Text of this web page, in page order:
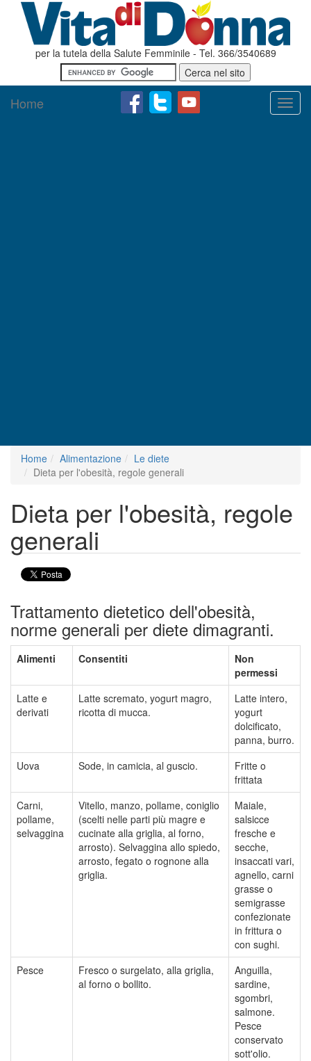
per la tutela della Salute Femminile - Tel. 366/3540689
Home
Home Alimentazione
Le diete
Dieta per l'obesità, regole generali
Dieta per l'obesità, regole
generali
Trattamento dietetico dell'obesità,
norme generali per diete dimagranti.
Alimenti Consentiti
Non
permessi
Latte e
derivati
Latte scremato, yogurt magro,
ricotta di mucca.
Latte intero,
yogurt
dolcificato,
panna, burro.
Uova
Sode, in camicia, al guscio.
Fritte o
frittata
Carni,
pollame,
selvaggina
Vitello, manzo, pollame, coniglio
(scelti nelle parti più magre e
cucinate alla griglia, al forno,
arrosto). Selvaggina allo spiedo,
arrosto, fegato o rognone alla
griglia.
Maiale,
salsicce
fresche e
secche,
insaccati vari,
agnello, carni
grasse o
semigrasse
confezionate
in frittura o
con sughi.
Pesce
Fresco o surgelato, alla griglia,
al forno o bollito.
Anguilla,
sardine,
sgombri,
salmone.
Pesce
conservato
sott'olio.